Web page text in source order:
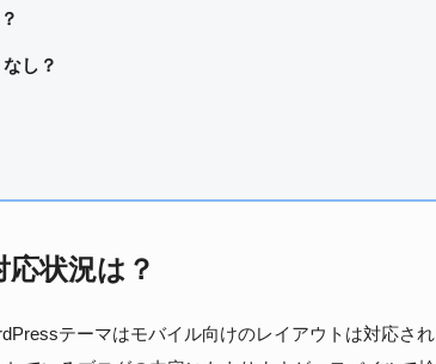
し？
状況は？
テーマはモバイル向けのレイアウトは対応され